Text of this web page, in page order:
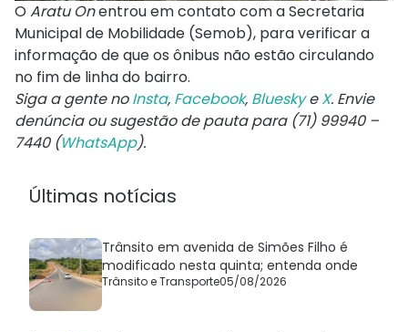
O Aratu Onentrou em contato com a Secretaria
Municipal de Mobilidade (Semob), para verificar a
informação de que os ônibus não estão circulando
no fim de linha do bairro.
Siga a gente noInsta, Facebook, BlueskyeX. Envie
denúncia ou sugestão de pauta para (71) 99940 –
7440 (WhatsApp).
Últimas notícias
Trânsito em avenida de Simões Filho é
modificado nesta quinta; entenda onde
Trânsito e Transporte05/08/2026